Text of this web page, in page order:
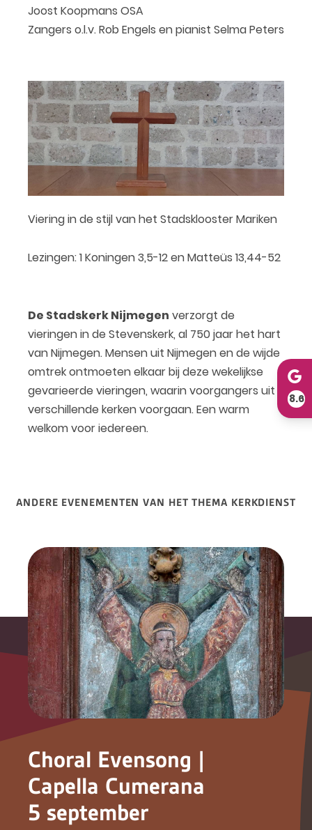
Joost Koopmans OSA
Zangers o.l.v. Rob Engels en pianist Selma Peters
Viering in de stijl van het Stadsklooster Mariken
Lezingen: 1 Koningen 3,5-12 en Matteüs 13,44-52
De Stadskerk Nijmegen verzorgt de
vieringen in de Stevenskerk, al 750 jaar het hart
van Nijmegen. Mensen uit Nijmegen en de wijde
omtrek ontmoeten elkaar bij deze wekelijkse
gevarieerde vieringen, waarin voorgangers uit
verschillende kerken voorgaan. Een warm
welkom voor iedereen.
ANDERE EVENEMENTEN VAN HET THEMA KERKDIENST
Choral Evensong |
Capella Cumerana
5 september
8.6